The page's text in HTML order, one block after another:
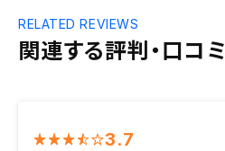
関連する評判・口コミ
RELATED REVIEWS
3.7